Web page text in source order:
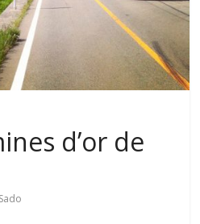
d’or de
Sado